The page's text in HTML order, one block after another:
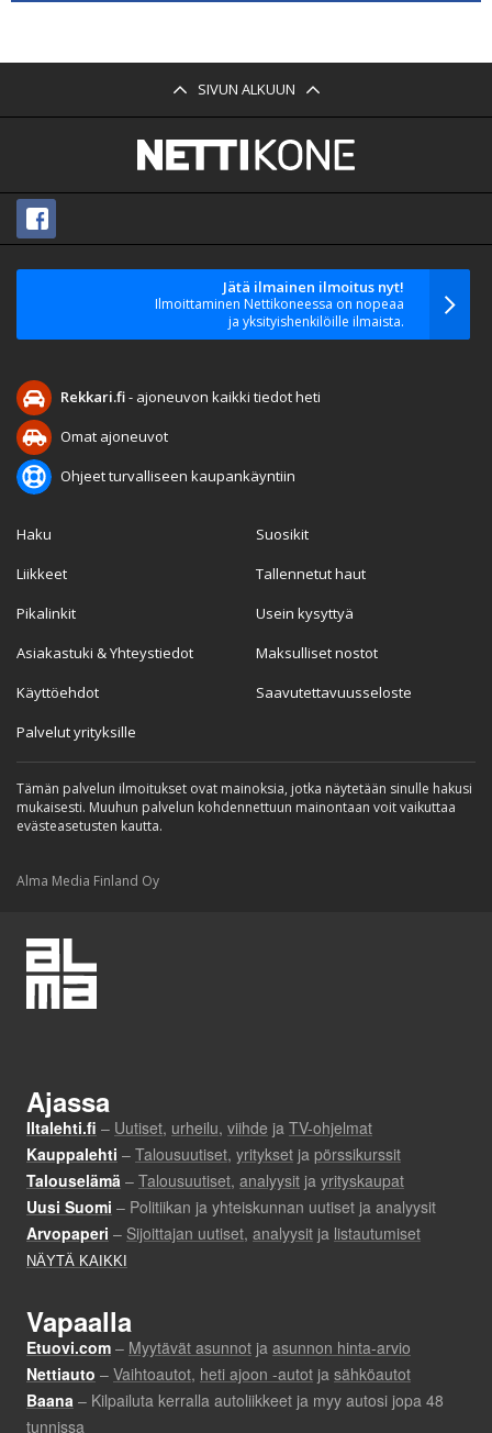
SIVUN ALKUUN
Jätä ilmainen ilmoitus nyt!
Ilmoittaminen Nettikoneessa on nopeaa
ja yksityishenkilöille ilmaista.
Rekkari.fi- ajoneuvon kaikki tiedot heti
Omat ajoneuvot
Ohjeet turvalliseen kaupankäyntiin
Haku
Liikkeet
Pikalinkit
Asiakastuki & Yhteystiedot
Käyttöehdot
Palvelut yrityksille
Suosikit
Tallennetut haut
Usein kysyttyä
Maksulliset nostot
Saavutettavuusseloste
Tämän palvelun ilmoitukset ovat mainoksia, jotka näytetään sinulle hakusi
mukaisesti. Muuhun palvelun kohdennettuun mainontaan voit vaikuttaa
evästeasetusten kautta.
Alma Media Finland Oy